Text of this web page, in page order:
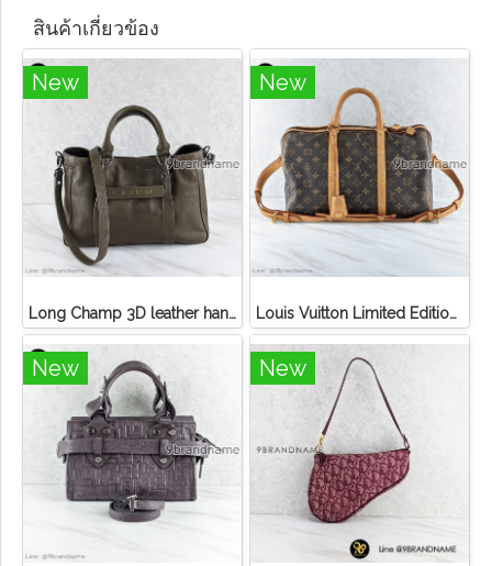
สินค้าเกี่ยวข้อง
New
Long Champ 3D leather handbag
New
Louis Vuitton Limited Edition Monogram Canvas Sofia Coppola SC Bag
New New